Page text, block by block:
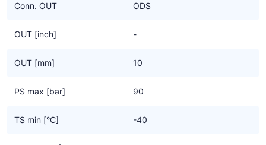
Conn. OUT ODS
OUT [inch] -
OUT [mm] 10
PS max [bar] 90
TS min [°C] -40